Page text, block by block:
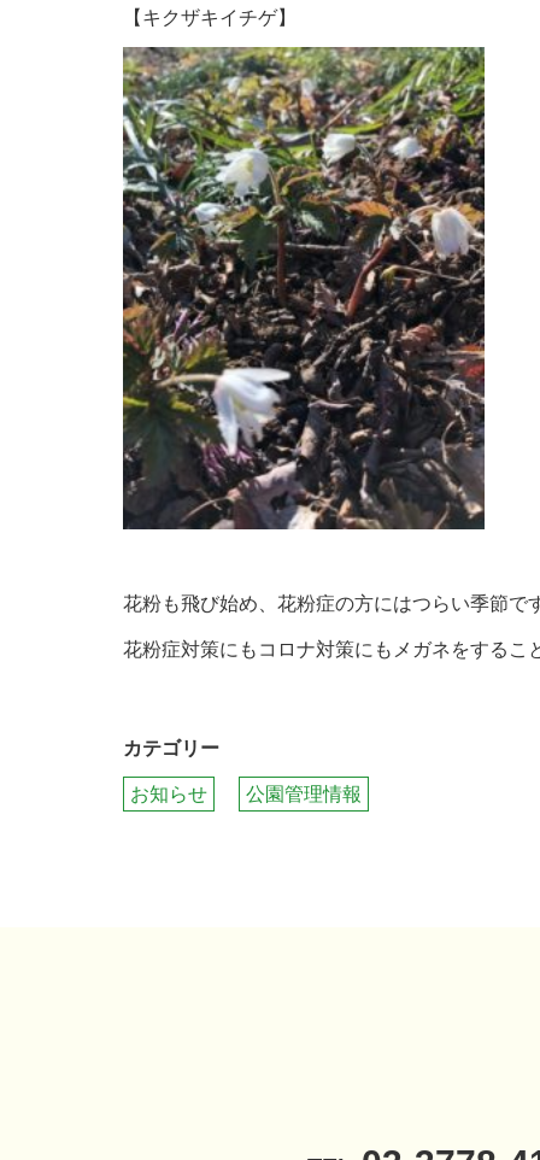
【キクザキイチゲ】
花粉も飛び始め、花粉症の方にはつらい季節で
花粉症対策にもコロナ対策にもメガネをするこ
カテゴリー
お知らせ 公園管理情報